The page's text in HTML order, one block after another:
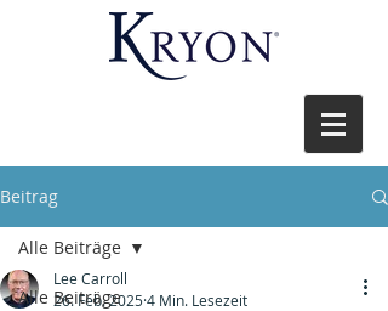
Beitrag
Alle Beiträge
Alle Beiträge
Lee Carroll
26. Feb. 20254 Min. Lesezeit